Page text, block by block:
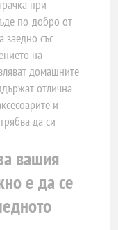
при
по-добро от
заедно със
на
домашните
отлична
и
да си
вашия
е да се